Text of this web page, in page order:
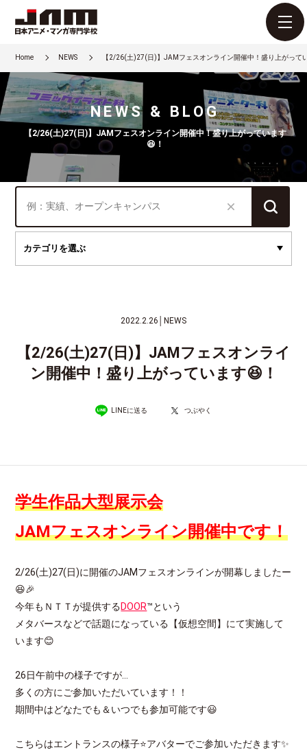
Home NEWS 【2/26(土)27(日)】JAMフェスオンライン開催中！盛り上がって
NEWS & BLOG
【2/26(土)27(日)】JAMフェスオンライン開催中！盛り上がっています
😆！
2022.2.26 NEWS
【2/26(土)27(日)】JAMフェスオンライ
ン開催中！盛り上がっています😆！
LINEに送る つぶやく
学生作品大型展示会
JAMフェスオンライン開催中です！
2/26(土)27(日)に開催のJAMフェスオンラインが開幕しましたー
😆🎉
今年もＮＴＴが提供するDOOR™という
メタバースなどで話題になっている【仮想空間】にて実施して
います😊
26日午前中の様子ですが…
多くの方にご参加いただいています！！
期間中はどなたでも＆いつでも参加可能です😃
こちらはエントランスの様子⭐アバターでご参加いただきます✨